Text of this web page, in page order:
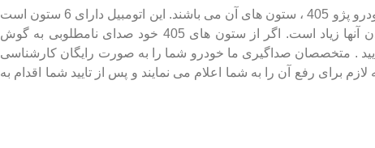
یکی از رایج ترین بخش های پر سر و صدا در خودرو پژو 405 ، ستون های آن می باشند. این اتومبیل دارای 6 ستون است
که به دلیل کیفیت پایین ، احتمال به صدا افتادن آنها زیاد است. اگر از ستون های 405 خود صدای نامطلوبی به گوش
. متخصصان صداگیری ما خودرو شما را به صورت رایگان کارشناسی
برای رفع آن را به شما اعلام می نمایند و پس از تایید شما اقدام به